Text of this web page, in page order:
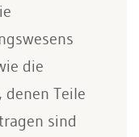
die
denen Teile
sind